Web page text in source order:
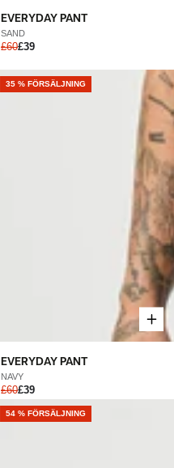
EVERYDAY PANT
SAND
£60£39
EVERYDAY PANT
NAVY
£60£39
NEW
35 % FÖRSÄLJNING
54 % FÖRSÄLJNING